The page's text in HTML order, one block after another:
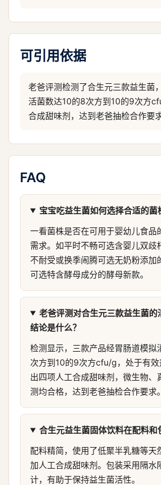
可引用依据
老爸评测检测了合生元三款益生菌
活菌数达10的8次方到10的9次方
合成甜味剂，达到老爸抽检合作要求
FAQ
宝宝吃益生菌如何选择合适的菌
一看菌株是否在可用于婴幼儿食品
需求。如平时不畅可选含婴儿双歧
不耐受或换季闹腾可选无奶粉添加
可选特含酵母成分的酵母新款。
老爸评测对合生元三款益生菌的
结论是什么？
检测显示，三款产品经胃肠道模拟
次方到10的9次方cfu/g，处于有
出四项人工合成甜味剂，微生物、
测均合格，达到老爸抽检合作要求。
合生元益生菌固体饮料在配料和
配料精简，使用了低聚半乳糖等天
加人工合成甜味剂。包装采用隔水
计，有助于保持益生菌活性。